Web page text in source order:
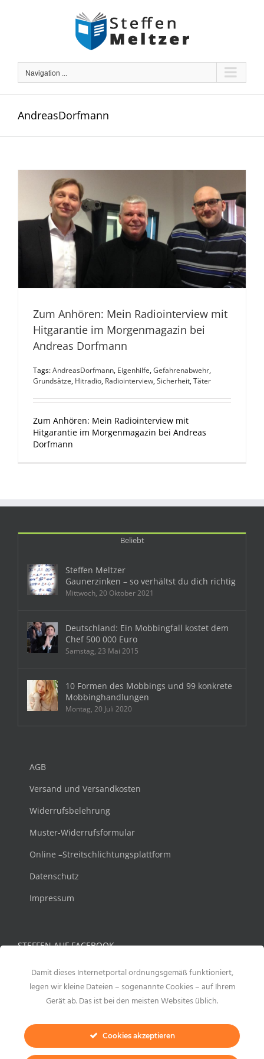
Navigation ...
AndreasDorfmann
Zum Anhören: Mein Radiointerview mit
Hitgarantie im Morgenmagazin bei
Andreas Dorfmann
Tags:AndreasDorfmann, Eigenhilfe,Gefahrenabwehr,
Grundsätze, Hitradio, Radiointerview,Sicherheit,Täter
Zum Anhören: Mein Radiointerview mit
Hitgarantie im Morgenmagazin bei Andreas
Dorfmann
Beliebt
Steffen Meltzer
Gaunerzinken – so verhältst du dich richtig
Mittwoch, 20 Oktober 2021
Deutschland: Ein Mobbingfall kostet dem
Chef 500 000 Euro
Samstag, 23 Mai 2015
10 Formen des Mobbings und 99 konkrete
Mobbinghandlungen
Montag, 20 Juli 2020
AGB
Versand und Versandkosten
Widerrufsbelehrung
Muster-Widerrufsformular
Online –Streitschlichtungsplattform
Datenschutz
Impressum
STEFFEN AUF FACEBOOK
Damit dieses Internetportal ordnungsgemäß funktioniert,
legen wir kleine Dateien – sogenannte Cookies – auf Ihrem
Gerät ab. Das ist bei den meisten Websites üblich.
Cookies akzeptieren